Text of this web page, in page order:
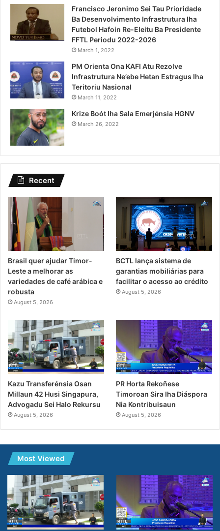
Francisco Jeronimo Sei Tau Prioridade
Ba Desenvolvimento Infrastrutura Iha
Futebol Hafoin Re-Eleitu Ba Presidente
FFTL Periodu 2022-2026
March 1, 2022
PM Orienta Ona KAFI Atu Rezolve
Infrastrutura Ne’ebe Hetan Estragus Iha
Teritoriu Nasional
March 11, 2022
Krize Boót Iha Sala Emerjénsia HGNV
March 26, 2022
Recent
Brasil quer ajudar Timor-
Leste a melhorar as
variedades de café arábica e
robusta
August 5, 2026
BCTL lança sistema de
garantias mobiliárias para
facilitar o acesso ao crédito
August 5, 2026
Kazu Transferénsia Osan
Millaun 42 Husi Singapura,
Advogadu Sei Halo Rekursu
August 5, 2026
PR Horta Rekoñese
Timoroan Sira Iha Diáspora
Nia Kontribuisaun
August 5, 2026
Most Viewed